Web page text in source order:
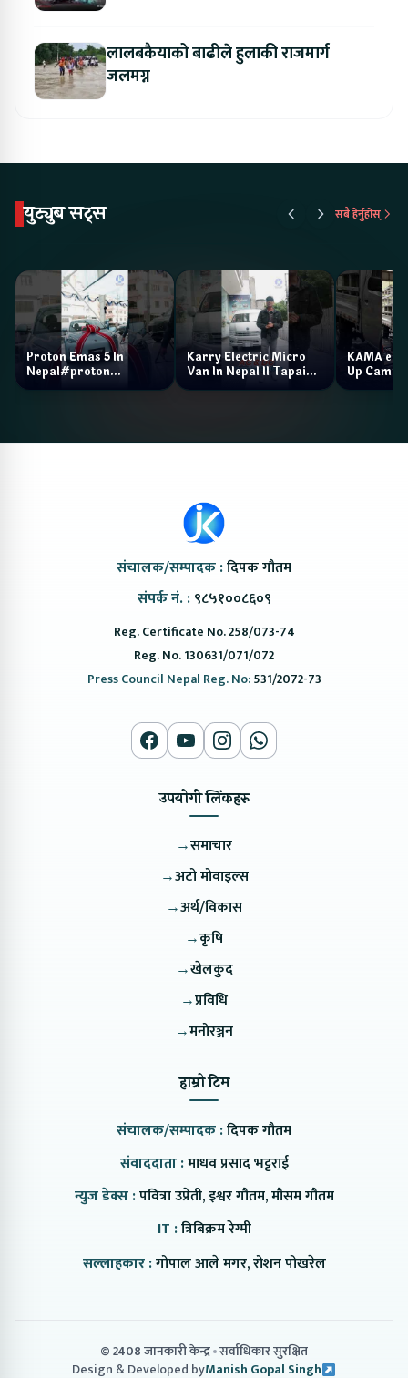
लालबकैयाको बाढीले हुलाकी राजमार्ग
जलमग्न
युट्युब सट्स सबै हेर्नुहोस्
Proton Emas 5 In
Nepal#proton
#protonemas5#protonnepal#evcarnepal
Karry Electric Micro
Van In Nepal II Tapaiko
Bazar II Jankari
KAMA eV
Up Camp
संचालक/सम्पादक :दिपक गौतम
संपर्क नं. : ९८५१००८६०९
Reg. Certificate No. 258/073-74
Reg. No. 130631/071/072
Press Council Nepal Reg. No:531/2072-73
उपयोगी लिंकहरु
→समाचार
→अटो मोवाइल्स
→अर्थ/विकास
→कृषि
→खेलकुद
→प्रविधि
→मनोरञ्जन
हाम्रो टिम
संचालक/सम्पादक :दिपक गौतम
संवाददाता :माधव प्रसाद भट्टराई
न्युज डेक्स :पवित्रा उप्रेती, इश्वर गौतम, मौसम गौतम
IT :त्रिबिक्रम रेग्मी
सल्लाहकार :गोपाल आले मगर, रोशन पोखरेल
© 2408 जानकारी केन्द्र सर्वाधिकार सुरक्षित
Design & Developed byManish Gopal Singh